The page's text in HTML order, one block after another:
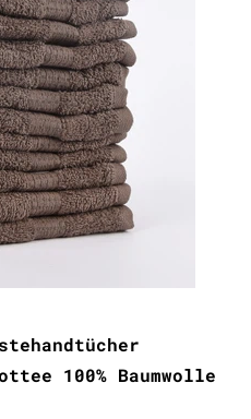
100% Baumwolle